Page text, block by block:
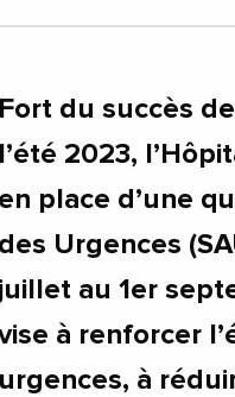
Fort du succès
l’été 2023,
en place d’une
des Urgences
juillet au 1er
à renforcer
urgences, à